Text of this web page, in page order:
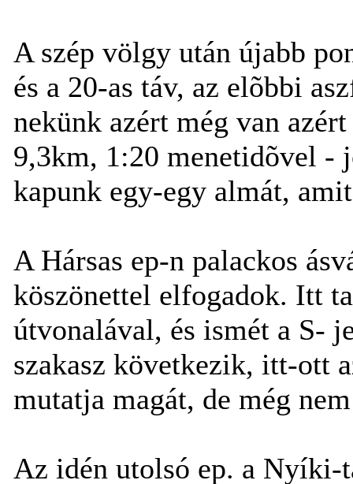
A szép völgy után újabb
és a 20-as táv, az elõbbi
nekünk azért még van
9,3km, 1:20 menetidõvel -
kapunk egy-egy almát,
A Hársas ep-n palackos
köszönettel elfogadok. Itt
útvonalával, és ismét a S-
szakasz következik, itt-ott
mutatja magát, de még
Az idén utolsó ep. a Nyíki-